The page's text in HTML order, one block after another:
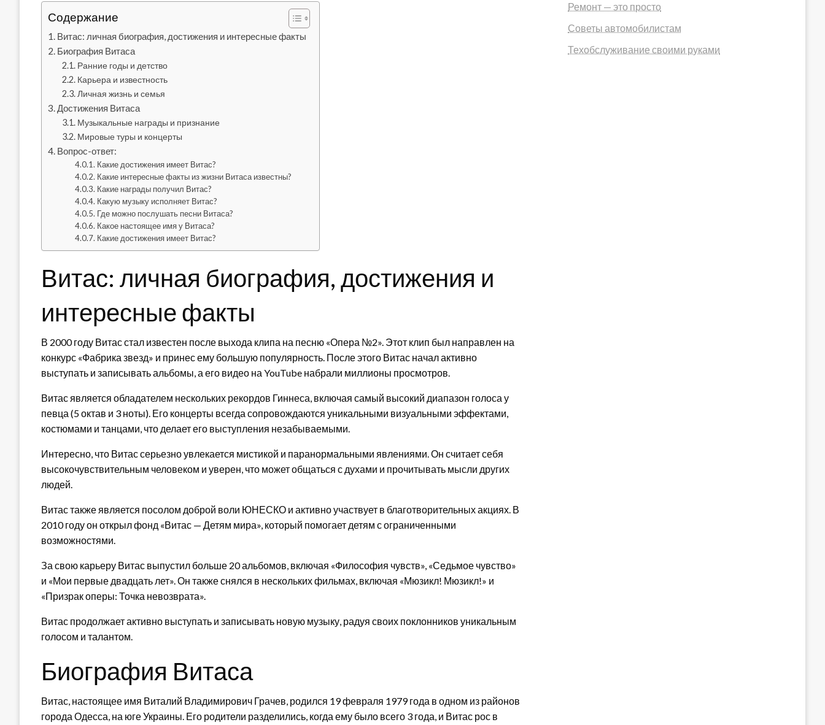
Содержание
Витас: личная биография, достижения и интересные факты
Биография Витаса
Ранние годы и детство
Карьера и известность
Личная жизнь и семья
Достижения Витаса
Музыкальные награды и признание
Мировые туры и концерты
Вопрос-ответ:
Какие достижения имеет Витас?
Какие интересные факты из жизни Витаса известны?
Какие награды получил Витас?
Какую музыку исполняет Витас?
Где можно послушать песни Витаса?
Какое настоящее имя у Витаса?
Какие достижения имеет Витас?
Витас: личная биография, достижения и
интересные факты
В 2000 году Витас стал известен после выхода клипа на песню «Опера №2». Этот клип был направлен на
конкурс «Фабрика звезд» и принес ему большую популярность. После этого Витас начал активно
выступать и записывать альбомы, а его видео на YouTube набрали миллионы просмотров.
Витас является обладателем нескольких рекордов Гиннеса, включая самый высокий диапазон голоса у
певца (5 октав и 3 ноты). Его концерты всегда сопровождаются уникальными визуальными эффектами,
костюмами и танцами, что делает его выступления незабываемыми.
Интересно, что Витас серьезно увлекается мистикой и паранормальными явлениями. Он считает себя
высокочувствительным человеком и уверен, что может общаться с духами и прочитывать мысли других
людей.
Витас также является посолом доброй воли ЮНЕСКО и активно участвует в благотворительных акциях. В
2010 году он открыл фонд «Витас — Детям мира», который помогает детям с ограниченными
возможностями.
За свою карьеру Витас выпустил больше 20 альбомов, включая «Философия чувств», «Седьмое чувство»
и «Мои первые двадцать лет». Он также снялся в нескольких фильмах, включая «Мюзикл! Мюзикл!» и
«Призрак оперы: Точка невозврата».
Витас продолжает активно выступать и записывать новую музыку, радуя своих поклонников уникальным
голосом и талантом.
Биография Витаса
Витас, настоящее имя Виталий Владимирович Грачев, родился 19 февраля 1979 года в одном из районов
города Одесса, на юге Украины. Его родители разделились, когда ему было всего 3 года, и Витас рос в
Ремонт — это просто
Советы автомобилистам
Техобслуживание своими руками